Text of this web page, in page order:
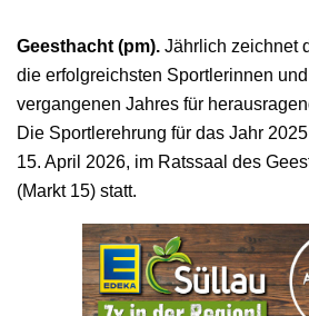
Geesthacht (pm). Jährlich zeichnet
die erfolgreichsten Sportlerinnen
vergangenen Jahres für
Die Sportlerehrung für das Jahr
15. April 2026, im Ratssaal des
(Markt 15) statt.